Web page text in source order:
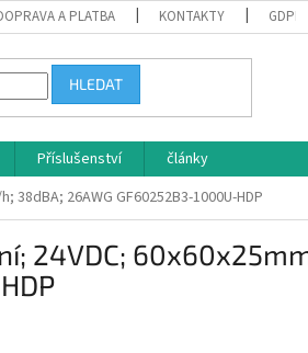
A PLATBA KONTAKTY GDPR
HLEDAT
Příslušenství
články
38dBA; 26AWG GF60252B3-1000U-HDP
24VDC;